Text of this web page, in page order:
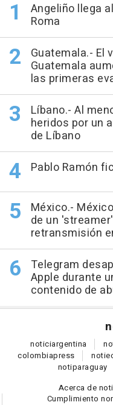
Angeliño llega
Roma
Guatemala.- El
Guatemala
las primeras
Líbano.- Al
heridos por un
de Líbano
Pablo Ramón
México.-
de un
retransmisión
Telegram
Apple durante
contenido de
noticiargentina
colombiapress noti
notiparaguay
Acerca de
Cumplimiento